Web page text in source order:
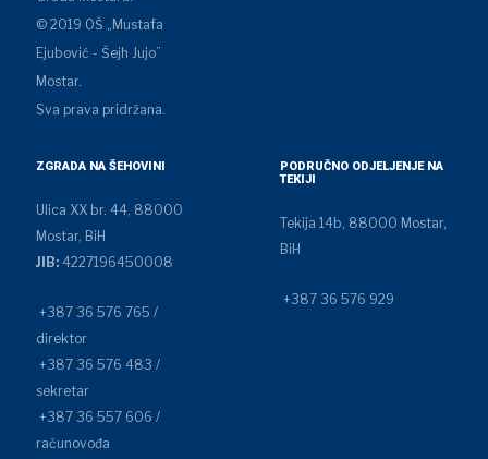
© 2019 OŠ „Mustafa
Ejubović - Šejh Jujo”
Mostar.
Sva prava pridržana.
ZGRADA NA ŠEHOVINI
Ulica XX br. 44, 88000
Mostar, BiH
JIB:4227196450008
+387 36 576 765 /
direktor
+387 36 576 483 /
sekretar
+387 36 557 606 /
računovođa
PODRUČNO ODJELJENJE NA
TEKIJI
Tekija 14b, 88000 Mostar,
BiH
+387 36 576 929